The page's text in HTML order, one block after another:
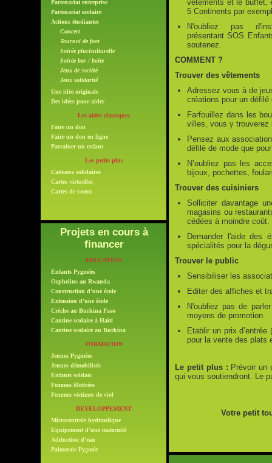
vêtements et le buffet,
5 Continents par
N'oubliez pas
présentant SOS
soutenez.
COMMENT ?
Trouver des vêtements
Adressez vous à de
créations pour un
Farfouillez dans les
villes, vous y trouverez
Pensez aux
défilé de mode que
N’oubliez pas les
bijoux, pochettes,
Trouver des cuisiniers
Solliciter davantage
magasins ou
cédées à moindre coût.
Demander l'aide des
spécialités pour la
Trouver le public
Sensibiliser les
Editer des affiches et
N'oubliez pas de
moyens de promotion.
Etablir un prix
pour la vente des plats
Le petit plus : Prévoir un
qui vous soutiendront. Le
Votre petit
Partenariat entreprise
Partenariat scolaire
Actions étudiantes
Concert
Tournoi de foot
Soirée pluriculturelle
Soirée bar / boîte
Jeux de société
Jeux solidarité
Une idée originale
Des idées pour aider
Les aides classiques
Faire un don
Faire un don en ligne
Parrainer un enfant
Les petits plus
Cadeaux solidaires
Cartes virtuelles
Cartes de voeux
Projets en cours à
financer
EDUCATION
Enfants Pygmées
Orphelins au Rwanda
Construction d'une école
Extension d'une école
Crèche au Burkina Faso
Cantine scolaire à Haïti
Cantine scolaire au Burkina
FORMATION
Jeunes Pygmées
Jeunes démobilisés
Enfants soldats
Femmes illettrées
Femmes victimes de viol
DEVELOPPEMENT
Microcentrale hydraulique
Equipement d'une maternité
Adduction d'eau
Palmeraie Pygmée